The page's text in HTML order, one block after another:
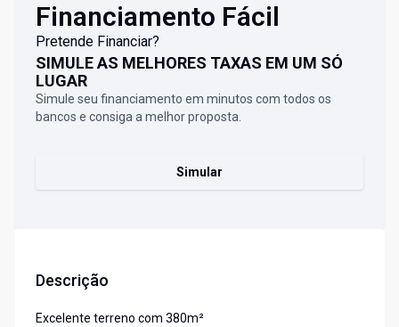
Financiamento Fácil
Pretende Financiar?
SIMULE AS MELHORES TAXAS EM UM SÓ
LUGAR
Simule seu financiamento em minutos com todos os
bancos e consiga a melhor proposta.
Simular
Descrição
Excelente terreno com 380m²